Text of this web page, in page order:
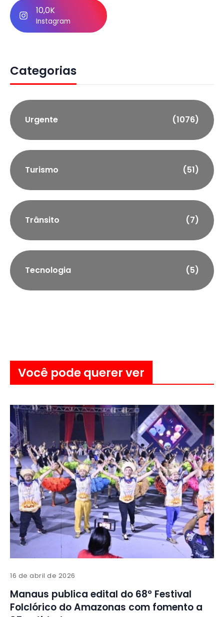
10,0K
Instagram
Categorias
Urgente (1076)
Turismo (51)
Trânsito (7)
Tecnologia (5)
Você pode querer ver
16 de abril de 2026
Manaus publica edital do 68º Festival
Folclórico do Amazonas com fomento a